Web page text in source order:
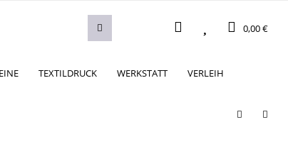
0,00 €
TEXTILDRUCK WERKSTATT VERLEIH